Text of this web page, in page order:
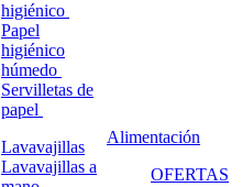
higiénico
Papel
higiénico
húmedo
Servilletas de
papel
Lavavajillas
Lavavajillas a
Alimentación
OFERTAS